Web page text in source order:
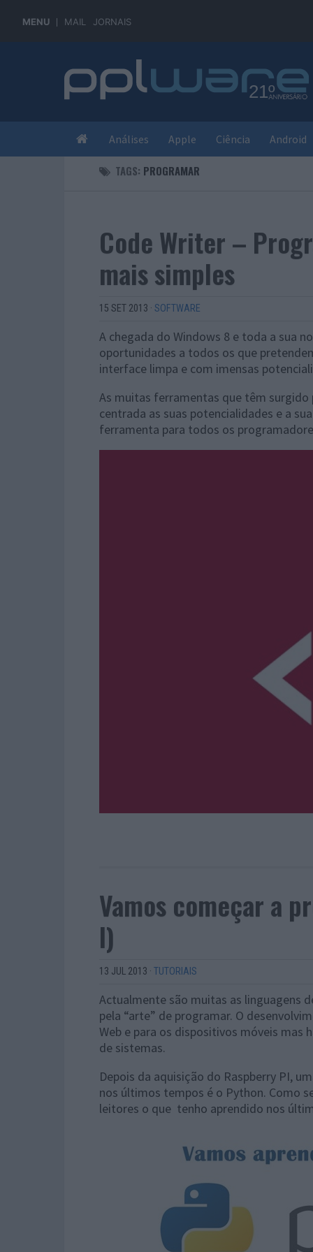
MENU MAIL JORNAIS
Análises Apple Ciência Android
TAGS: PROGRAMAR
Code Writer –
mais simples
15 SET 2013 · SOFTWARE
A chegada do Windows 8 e toda a sua
oportunidades a todos os que
interface limpa e com imensas
As muitas ferramentas que têm
centrada as suas potencialidades e a
ferramenta para todos os
Vamos começar a
I)
13 JUL 2013 · TUTORIAIS
Actualmente são muitas as linguagens
pela “arte” de programar. O
Web e para os dispositivos móveis mas
de sistemas.
Depois da aquisição do Raspberry PI,
nos últimos tempos é o Python. Como
leitores o que tenho aprendido nos